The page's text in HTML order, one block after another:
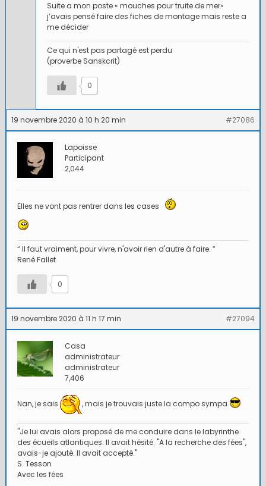
Suite a mon poste « mouches pour truite de mer»
j’avais pensé faire des fiches de montage mais reste a
me décider
Ce qui n'est pas partagé est perdu
(proverbe Sanskcrit)
0
19 novembre 2020 à 10 h 20 min #27086
Lapoisse
Participant
2,044
Elles ne vont pas rentrer dans les cases
“ Il faut vraiment, pour vivre, n'avoir rien d'autre à faire. ”
René Fallet
0
19 novembre 2020 à 11 h 17 min #27094
Casa
administrateur
administrateur
7,406
Nan, je sais , mais je trouvais juste la compo sympa
"Je lui avais alors proposé de me conduire dans le labyrinthe
des écueils atlantiques. Il avait hésité. "A la recherche des fées",
avais-je ajouté. Il avait accepté."
S. Tesson
Avec les fées